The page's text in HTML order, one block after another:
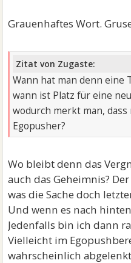
Grauenhaftes Wort.
Zitat von Zugaste:
Wann hat man denn
wann ist Platz für eine
wodurch merkt man,
Egopusher?
Wo bleibt denn das
auch das Geheimnis?
was die Sache doch
Und wenn es nach
Jedenfalls bin ich dann
Vielleicht im
wahrscheinlich